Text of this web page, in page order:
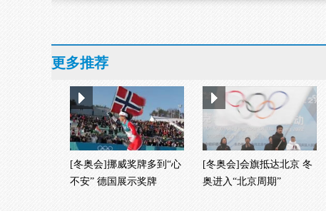
更多推荐
[冬奥会]挪威奖牌多到“心
不安” 德国展示奖牌
[冬奥会]会旗抵达北京 冬
奥进入“北京周期”